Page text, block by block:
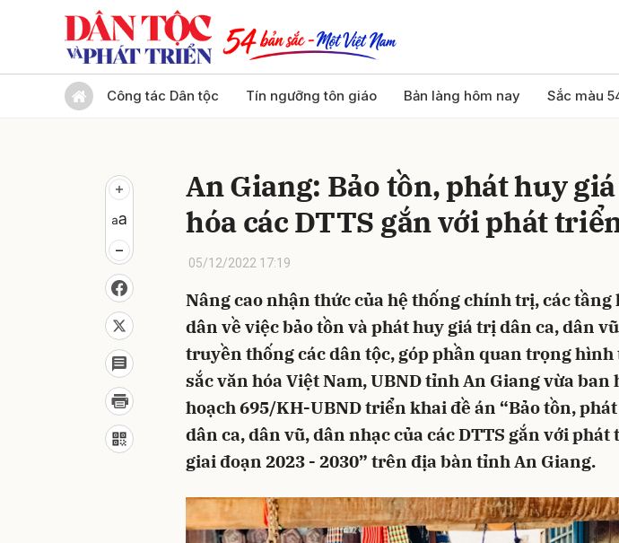
Công tác Dân tộc Tín ngưỡng tôn giáo Bản làng hôm nay Sắc màu
An Giang: Bảo tồn, phát huy
hóa các DTTS gắn với phát
05/12/2022 17:19
Nâng cao nhận thức của hệ thống chính trị, các tầng
dân về việc bảo tồn và phát huy giá trị dân ca, dân
truyền thống các dân tộc, góp phần quan trọng hình
sắc văn hóa Việt Nam, UBND tỉnh An Giang vừa ban
hoạch 695/KH-UBND triển khai đề án “Bảo tồn,
dân ca, dân vũ, dân nhạc của các DTTS gắn với
giai đoạn 2023 - 2030” trên địa bàn tỉnh An Giang.
Gửi bình luận